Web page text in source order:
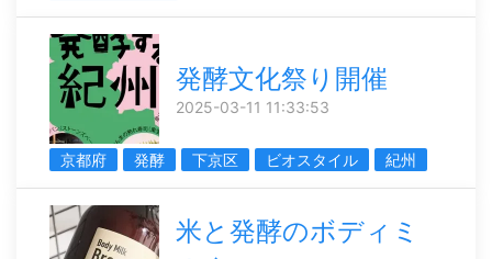
発酵文化祭り開催
2025-03-11 11:33:53
京都府 発酵 下京区 ビオスタイル 紀州
米と発酵のボディミ